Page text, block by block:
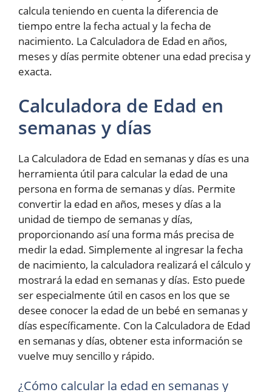
calcula teniendo en cuenta la diferencia de
tiempo entre la fecha actual y la fecha de
nacimiento. La Calculadora de Edad en años,
meses y días permite obtener una edad precisa y
exacta.
Calculadora de Edad en
semanas y días
La Calculadora de Edad en semanas y días es una
herramienta útil para calcular la edad de una
persona en forma de semanas y días. Permite
convertir la edad en años, meses y días a la
unidad de tiempo de semanas y días,
proporcionando así una forma más precisa de
medir la edad. Simplemente al ingresar la fecha
de nacimiento, la calculadora realizará el cálculo y
mostrará la edad en semanas y días. Esto puede
ser especialmente útil en casos en los que se
desee conocer la edad de un bebé en semanas y
días específicamente. Con la Calculadora de Edad
en semanas y días, obtener esta información se
vuelve muy sencillo y rápido.
¿Cómo calcular la edad en semanas y